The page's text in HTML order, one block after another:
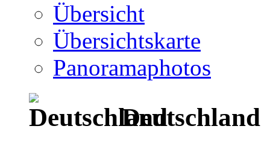
Übersicht
Übersichtskarte
Panoramaphotos
Deutschland